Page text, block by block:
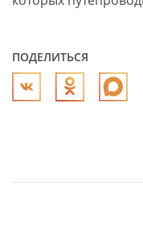
ПОДЕЛИТЬСЯ